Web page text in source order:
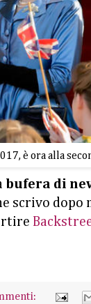
è ora alla
bufera di
scrivo dopo